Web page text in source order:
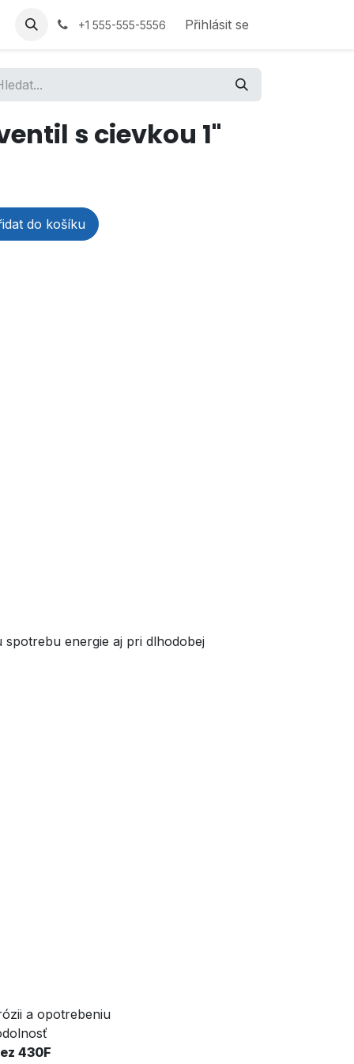
+1 555-555-5556 Přihlásit se
s cievkou 1"
do košíku
energie aj pri dlhodobej
a opotrebeniu
430F